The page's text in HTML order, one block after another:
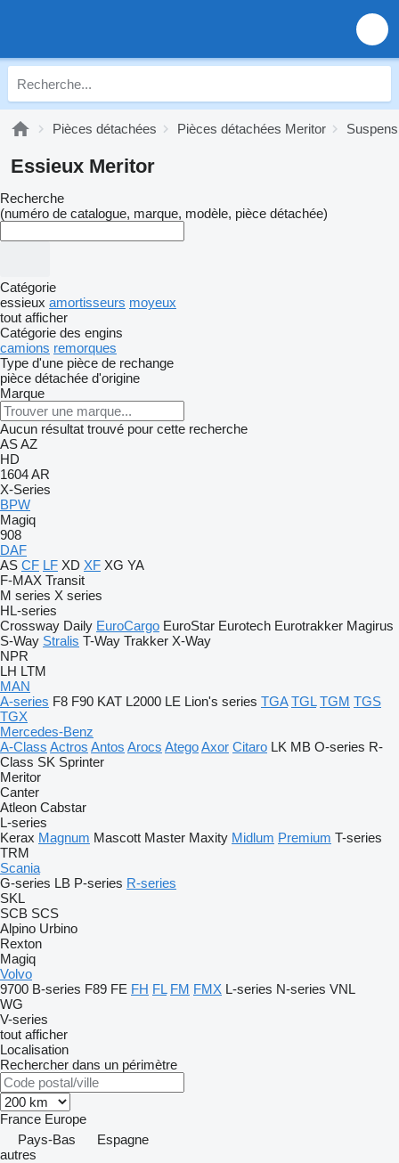
Pièces détachées Pièces détachées Meritor
Essieux Meritor
Recherche
(numéro de catalogue, marque, modèle, pièce détachée)
Catégorie
essieux amortisseurs moyeux
tout afficher
Catégorie des engins
camions remorques
Type d'une pièce de rechange
pièce détachée d'origine
Marque
Aucun résultat trouvé pour cette recherche
ASAZ
HD
1604AR
X-Series
BPW
Magiq
908
DAF
AS CF LF XD XF XG YA
F-MAX Transit
M series X series
HL-series
Crossway Daily EuroCargo EuroStar Eurotech Eurotrakker Magirus
S-Way Stralis T-Way Trakker X-Way
NPR
LH LTM
MAN
A-series F8 F90 KAT L2000 LE Lion's series TGA TGL TGM TGS
TGX
Mercedes-Benz
A-Class Actros Antos Arocs AtegoAxor Citaro LK MB O-series R-
Class SK Sprinter
Meritor
Canter
Atleon Cabstar
L-series
Kerax Magnum Mascott Master Maxity Midlum Premium T-series
TRM
Scania
G-series LB P-series R-series
SKL
SCB SCS
Alpino Urbino
Rexton
Magiq
Volvo
9700 B-series F89 FE FH FL FM FMX L-series N-series VNL
WG
V-series
tout afficher
Localisation
Rechercher dans un périmètre
France Europe
Pays-Bas
Espagne
autres